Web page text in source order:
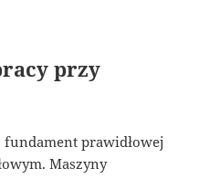
przy
prawidłowej
Maszyny